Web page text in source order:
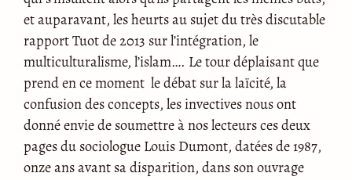
et auparavant, les heurts au sujet du très discutable
rapport Tuot de 2013 sur l’intégration, le
multiculturalisme, l’islam…. Le tour déplaisant que
prend en ce moment le débat sur la laïcité, la
confusion des concepts, les invectives nous ont
donné envie de soumettre à nos lecteurs ces deux
pages du sociologue Louis Dumont, datées de 1987,
onze ans avant sa disparition, dans son ouvrage